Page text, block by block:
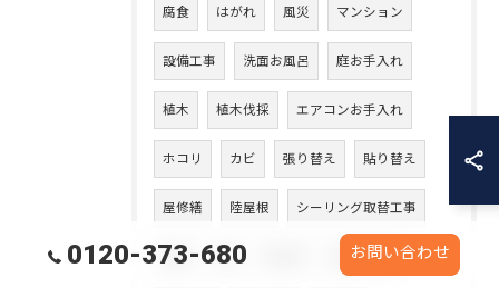
腐食 はがれ 風災 マンション
設備工事 洗面お風呂 庭お手入れ
植木 植木伐採 エアコンお手入れ
ホコリ カビ 張り替え 貼り替え
屋修繕 陸屋根 シーリング取替工事
電気 LED 蛍光灯交換
0120-373-680 お問い合わせ